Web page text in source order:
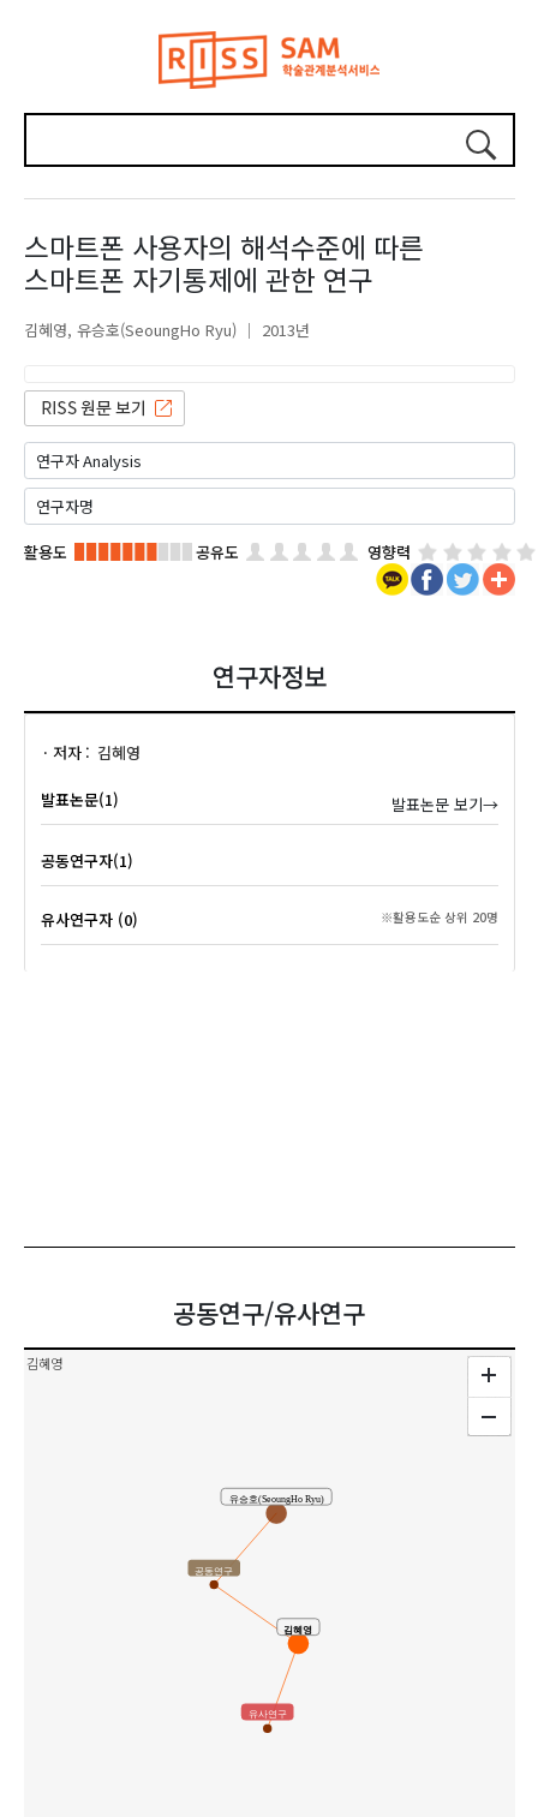
스마트폰 사용자의 해석수준에 따른
스마트폰 자기통제에 관한 연구
김혜영 유승호(SeoungHo Ryu) 2013년
활용도 공유도 영향력
연구자정보
저자 김혜영
발표논문(1) 발표논문 보기→
공동연구자(1)
유사연구자 (0) ※활용도순 상위 20명
공동연구/유사연구
김혜영
유승호(SeoungHo Ryu)
김혜영
공동연구
유사연구